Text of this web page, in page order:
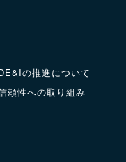
の推進について
頼性への取り組み